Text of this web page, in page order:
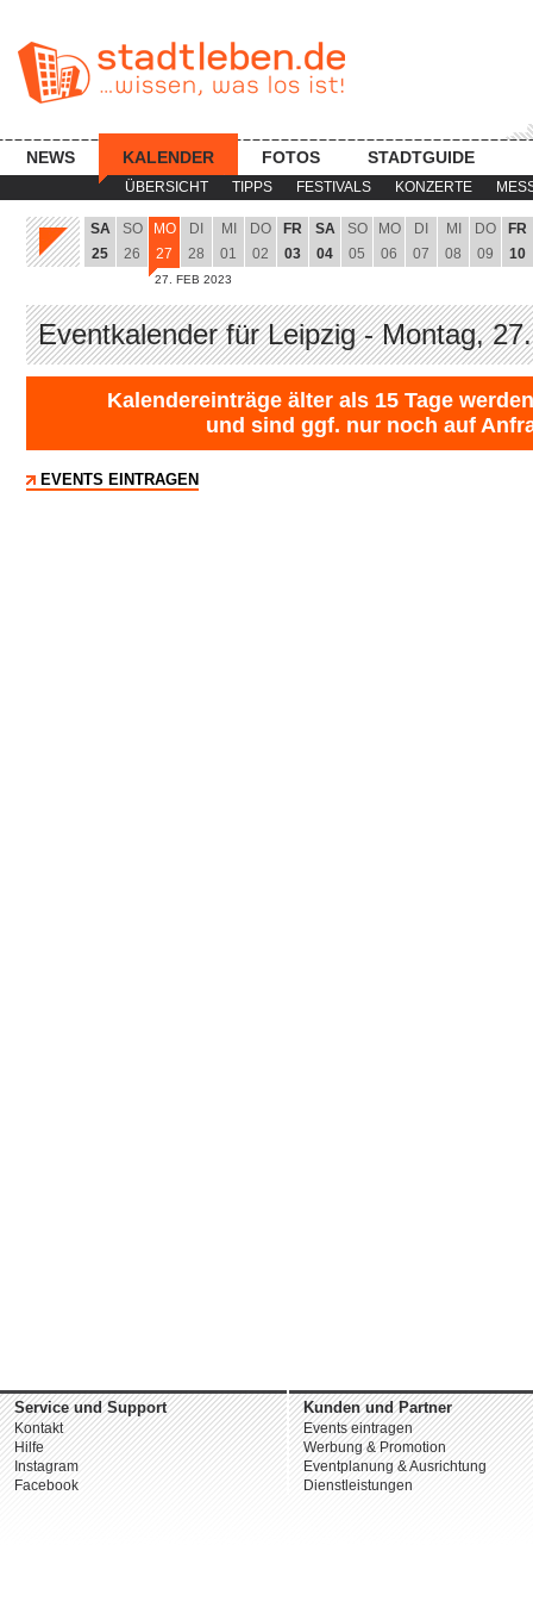
ÜBERSICHT TIPPS FESTIVALS KONZERTE
NEWS KALENDER FOTOS STADTGUIDE
SA
25
SO
26
MO
27
27. FEB 2023
DI
28
MI
01
DO
02
FR
03
SA
04
SO
05
MO
06
DI
07
MI
08
DO
09
FR
10
Eventkalender für Leipzig - Montag,
Kalendereinträge älter als 15 Tage
und sind ggf. nur noch auf
EVENTS EINTRAGEN
Service und Support
Kontakt
Hilfe
Instagram
Facebook
Kunden und Partner
Events eintragen
Werbung & Promotion
Eventplanung & Ausrichtung
Dienstleistungen